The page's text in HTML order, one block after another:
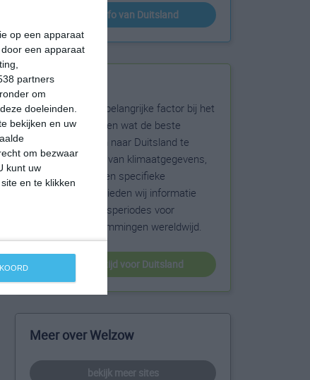
op een apparaat
een apparaat
partners
om
doeleinden.
bekijken en uw
om bezwaar
kunt uw
en te klikken
klimaatinfo van Duitsland
Beste reistijd
Het weer is een belangrijke factor bij het
reizen. Wil je weten wat de beste
maanden zijn om naar Duitsland te
reizen? Op basis van klimaatgegevens,
weersextremen en specifieke
weerinformatie bieden wij informatie
over de beste reisperiodes voor
duizenden bestemmingen wereldwijd.
beste reistijd voor Duitsland
Meer over Welzow
bekijk meer sites